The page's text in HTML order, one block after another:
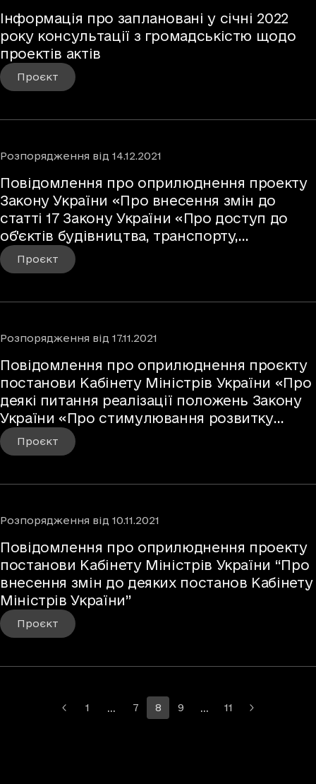
Інформація про заплановані у січні 2022
року консультації з громадськістю щодо
проектів актів
Проєкт
Розпорядження від 14.12.2021
Повідомлення про оприлюднення проекту
Закону України «Про внесення змін до
статті 17 Закону України «Про доступ до
об'єктів будівництва, транспорту,
електроенергетики з метою розвитку
телекомунікаційних мереж» щодо
телекомунікаційної інфраструктури»
Проєкт
Розпорядження від 17.11.2021
Повідомлення про оприлюднення проєкту
постанови Кабінету Міністрів України «Про
деякі питання реалізації положень Закону
України «Про стимулювання розвитку
цифрової економіки в Україні»
Проєкт
Розпорядження від 10.11.2021
Повідомлення про оприлюднення проекту
постанови Кабінету Міністрів України “Про
внесення змін до деяких постанов Кабінету
Міністрів України”
Проєкт
1 …
Більше сторінок
7 8 9 …
Більше сторінок
11